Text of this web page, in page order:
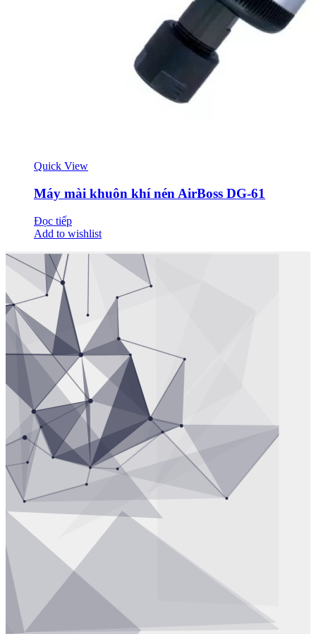
Quick View
Máy mài khuôn khí nén AirBoss DG-61
Đọc tiếp
Add to wishlist